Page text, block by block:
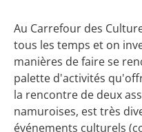
Au Carrefour des
tous les temps et on
manières de faire se
palette d'activités
la rencontre de deux
namuroises, est très
événements culturels